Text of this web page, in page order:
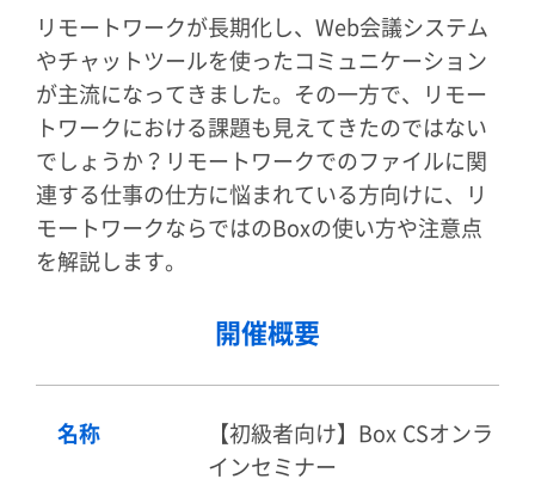
リモートワークが長期化し、Web会議システム
やチャットツールを使ったコミュニケーション
が主流になってきました。その一方で、リモー
トワークにおける課題も見えてきたのではない
でしょうか？リモートワークでのファイルに関
連する仕事の仕方に悩まれている方向けに、リ
モートワークならではのBoxの使い方や注意点
を解説します。
開催概要
名称
【初級者向け】Box CSオンラ
インセミナー